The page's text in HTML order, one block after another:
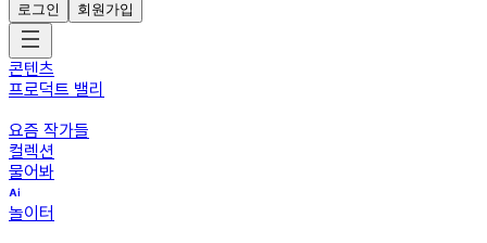
로그인
회원가입
콘텐츠
프로덕트 밸리
요즘 작가들
컬렉션
물어봐
놀이터